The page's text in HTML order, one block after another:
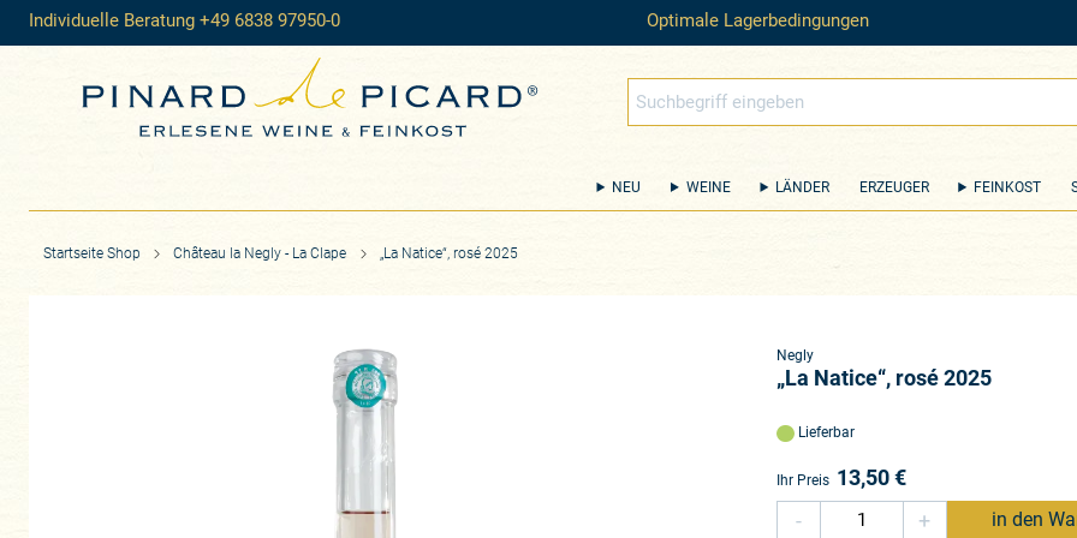
Individuelle Beratung +49 6838 97950-0 Optimale Lagerbedingungen
NEU WEINE LÄNDER ERZEUGER FEINKOST
Startseite Shop Château la Negly - La Clape „La Natice“, rosé 2025
Negly
„La Natice“, rosé 2025
Lieferbar
Ihr Preis 13,50€
-
+ in den